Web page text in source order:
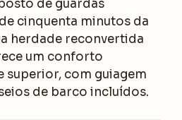
de guardas
cinquenta minutos da
herdade reconvertida
um conforto
superior, com guiagem
de barco incluídos.